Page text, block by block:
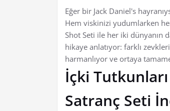
Eğer bir Jack Daniel's
Hem viskinizi yudumlarken
Shot Seti ile her iki dünyanın
hikaye anlatıyor: farklı
harmanlıyor ve ortaya
İçki
Satranç Seti